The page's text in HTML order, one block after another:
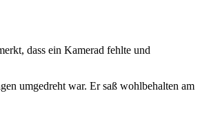
dass ein Kamerad fehlte und
umgedreht war. Er saß wohlbehalten am